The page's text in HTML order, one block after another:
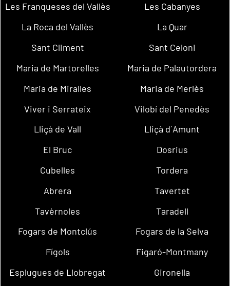
Les Franqueses del Vallès
Les Cabanyes
La Roca del Vallès
La Quar
Sant Climent
Sant Celoni
Maria de Martorelles
Maria de Palautordera
Maria de Miralles
Maria de Merlès
Viver i Serrateix
Vilobí del Penedès
Lliçà de Vall
Lliçà d´Amunt
El Bruc
Dosrius
Cubelles
Tordera
Abrera
Tavertet
Tavèrnoles
Taradell
Fogars de Montclús
Fogars de la Selva
Fígols
Figaró-Montmany
Esplugues de Llobregat
Gironella